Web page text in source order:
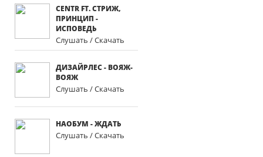
CENTR FT. СТРИЖ,
ПРИНЦИП -
ИСПОВЕДЬ
Слушать / Скачать
ДИЗАЙРЛЕС - ВОЯЖ-
ВОЯЖ
Слушать / Скачать
НАОБУМ - ЖДАТЬ
Слушать / Скачать